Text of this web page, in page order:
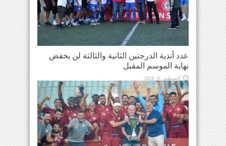
عدد أندية الدرجتين الثانية والثالثة لن يخفض
نهاية الموسم المقبل
أغسطس 6, 2026